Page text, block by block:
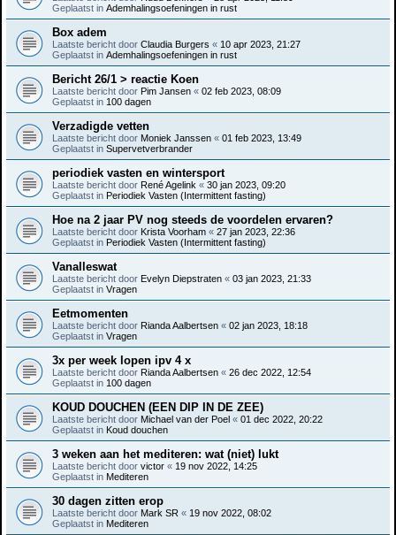
Geplaatst in Ademhalingsoefeningen in rust
Box adem
Laatste bericht door Claudia Burgers « 10 apr 2023, 21:27
Geplaatst in Ademhalingsoefeningen in rust
Bericht 26/1 > reactie Koen
Laatste bericht door Pim Jansen « 02 feb 2023, 08:09
Geplaatst in 100 dagen
Verzadigde vetten
Laatste bericht door Moniek Janssen « 01 feb 2023, 13:49
Geplaatst in Supervetverbrander
periodiek vasten en wintersport
Laatste bericht door René Agelink « 30 jan 2023, 09:20
Geplaatst in Periodiek Vasten (Intermittent fasting)
Hoe na 2 jaar PV nog steeds de voordelen ervaren?
Laatste bericht door Krista Voorham « 27 jan 2023, 22:36
Geplaatst in Periodiek Vasten (Intermittent fasting)
Vanalleswat
Laatste bericht door Evelyn Diepstraten « 03 jan 2023, 21:33
Geplaatst in Vragen
Eetmomenten
Laatste bericht door Rianda Aalbertsen « 02 jan 2023, 18:18
Geplaatst in Vragen
3x per week lopen ipv 4 x
Laatste bericht door Rianda Aalbertsen « 26 dec 2022, 12:54
Geplaatst in 100 dagen
KOUD DOUCHEN (EEN DIP IN DE ZEE)
Laatste bericht door Michael van der Poel « 01 dec 2022, 20:22
Geplaatst in Koud douchen
3 weken aan het mediteren: wat (niet) lukt
Laatste bericht door victor « 19 nov 2022, 14:25
Geplaatst in Mediteren
30 dagen zitten erop
Laatste bericht door Mark SR « 19 nov 2022, 08:02
Geplaatst in Mediteren